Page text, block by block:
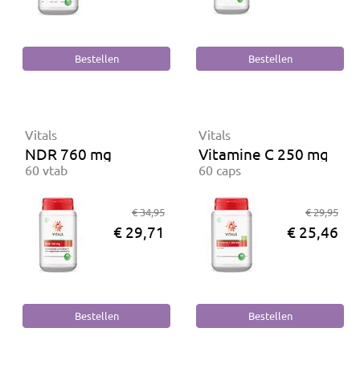
Vitals
NDR 760 mg
60 vtab
€ 34,95
€ 29,71
Vitals
Vitamine C 250 mg
60 caps
€ 29,95
€ 25,46